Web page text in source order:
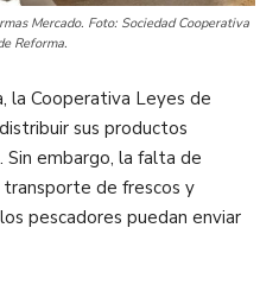
Mercado. Foto: Sociedad Cooperativa
Reforma.
la Cooperativa Leyes de
sus productos
embargo, la falta de
de frescos y
pescadores puedan enviar